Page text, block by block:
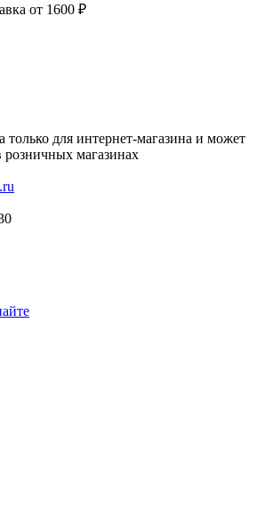
от 1600 ₽
только для интернет-магазина и может
розничных магазинах